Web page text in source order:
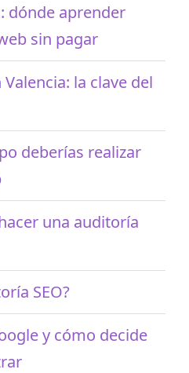
dónde aprender
sin pagar
la clave del
deberías realizar
una auditoría
SEO?
y cómo decide